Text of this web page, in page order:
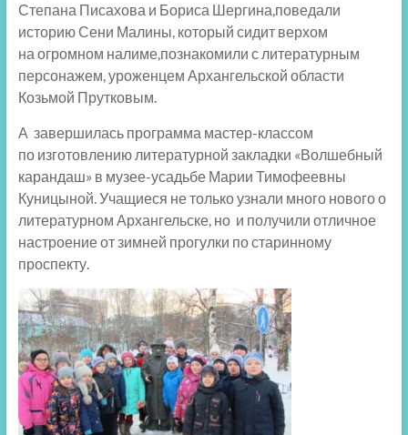
Степана Писахова и Бориса Шергина,поведали
историю Сени Малины, который сидит верхом
на огромном налиме,познакомили с литературным
персонажем, уроженцем Архангельской области
Козьмой Прутковым.
А завершилась программа мастер-классом
по изготовлению литературной закладки «Волшебный
карандаш» в музее-усадьбе Марии Тимофеевны
Куницыной. Учащиеся не только узнали много нового о
литературном Архангельске, но и получили отличное
настроение от зимней прогулки по старинному
проспекту.